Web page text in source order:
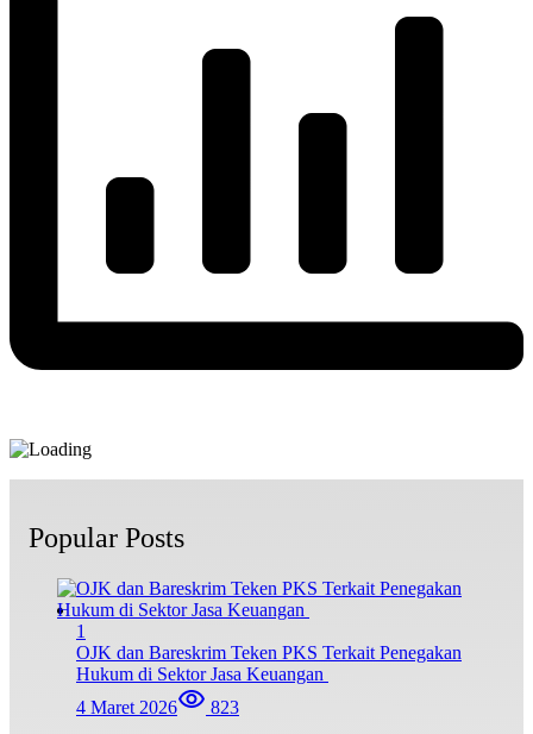
Popular Posts
1
OJK dan Bareskrim Teken PKS Terkait Penegakan
Hukum di Sektor Jasa Keuangan
4 Maret 2026
823